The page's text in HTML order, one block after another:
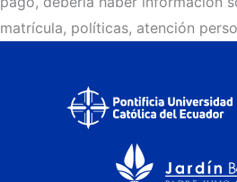
matrícula, políticas, atención